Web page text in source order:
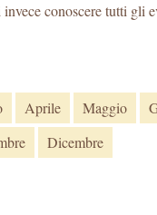
conoscere tutti gli
Aprile Maggio
Dicembre